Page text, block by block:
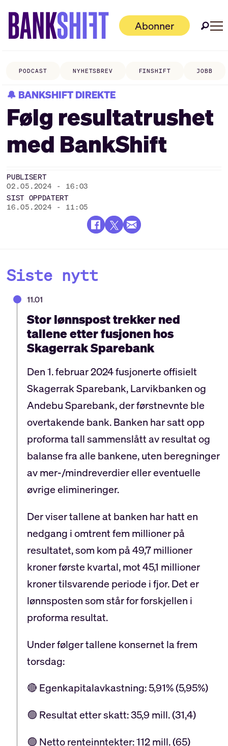
Abonner
PODCAST NYHETSBREV FINSHIFT JOBB
🔔 BANKSHIFT DIREKTE
Følg resultat­rushet
med BankShift
PUBLISERT
02.05.2024 - 16:03
SIST OPPDATERT
16.05.2024 - 11:05
Siste nytt
11.01
Stor lønnspost trekker ned
tallene etter fusjonen hos
Skagerrak Sparebank
Den 1. februar 2024 fusjonerte offisielt
Skagerrak Sparebank, Larvikbanken og
Andebu Sparebank, der førstnevnte ble
overtakende bank. Banken har satt opp
proforma tall sammenslått av resultat og
balanse fra alle bankene, uten beregninger
av mer-/mindreverdier eller eventuelle
øvrige elimineringer.
Der viser tallene at banken har hatt en
nedgang i omtrent fem millioner på
resultatet, som kom på 49,7 millioner
kroner første kvartal, mot 45,1 millioner
kroner tilsvarende periode i fjor. Det er
lønnsposten som står for forskjellen i
proforma resultat.
Under følger tallene konsernet la frem
torsdag:
🔴 Egenkapitalavkastning: 5,91% (5,95%)
🟢 Resultat etter skatt: 35,9 mill. (31,4)
🟢 Netto renteinntekter: 112 mill. (65)